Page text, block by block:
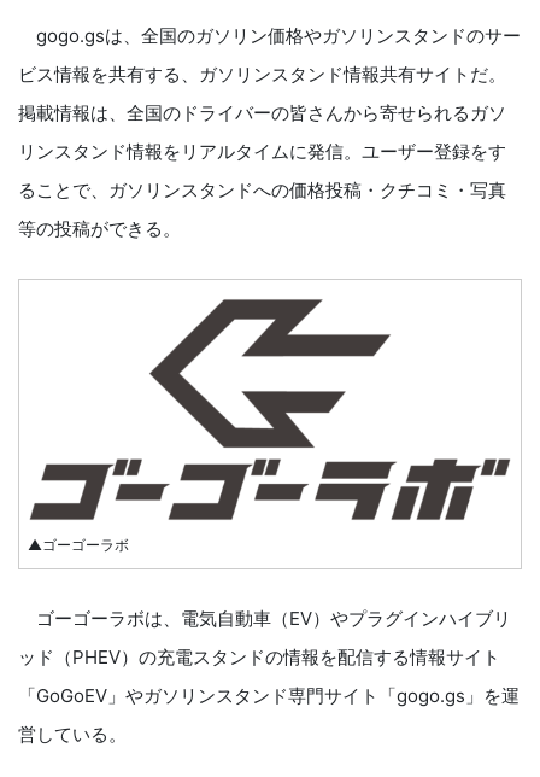
gogo.gsは、全国のガソリン価格やガソリンスタンドのサー
ビス情報を共有する、ガソリンスタンド情報共有サイトだ。
掲載情報は、全国のドライバーの皆さんから寄せられるガソ
リンスタンド情報をリアルタイムに発信。ユーザー登録をす
ることで、ガソリンスタンドへの価格投稿・クチコミ・写真
等の投稿ができる。
▲ゴーゴーラボ
ゴーゴーラボは、電気自動車（EV）やプラグインハイブリ
ッド（PHEV）の充電スタンドの情報を配信する情報サイト
「GoGoEV」やガソリンスタンド専門サイト「gogo.gs」を運
営している。